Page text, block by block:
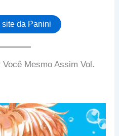
da Panini
Mesmo Assim Vol.